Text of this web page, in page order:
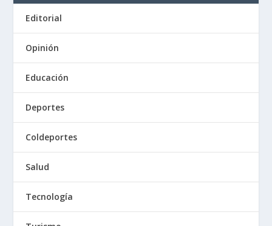
Editorial
Opinión
Educación
Deportes
Coldeportes
Salud
Tecnología